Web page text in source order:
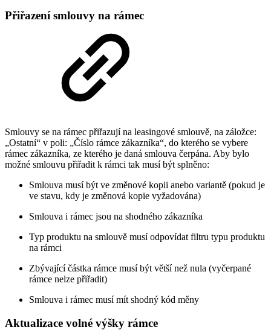
Přiřazení smlouvy na rámec
Smlouvy se na rámec přiřazují na leasingové smlouvě, na záložce:
„Ostatní“ v poli: „Číslo rámce zákazníka“, do kterého se vybere
rámec zákazníka, ze kterého je daná smlouva čerpána. Aby bylo
možné smlouvu přiřadit k rámci tak musí být splněno:
Smlouva musí být ve změnové kopii anebo variantě (pokud je
ve stavu, kdy je změnová kopie vyžadována)
Smlouva i rámec jsou na shodného zákazníka
Typ produktu na smlouvě musí odpovídat filtru typu produktu
na rámci
Zbývající částka rámce musí být větší než nula (vyčerpané
rámce nelze přiřadit)
Smlouva i rámec musí mít shodný kód měny
Aktualizace volné výšky rámce